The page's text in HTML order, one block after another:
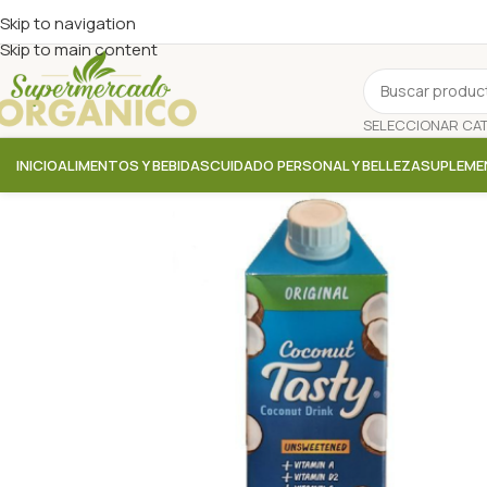
Skip to navigation
Skip to main content
INICIOALIMENTOS Y BEBIDASCUIDADO PERSONAL Y BELLEZA